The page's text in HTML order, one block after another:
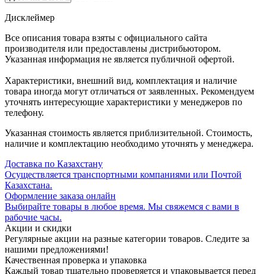
Дисклеймер
Все описания товара взяты с официального сайта
производителя или предоставлены дистрибьютором.
Указанная информация не является публичной офертой.
Характеристики, внешний вид, комплектация и наличие
товара иногда могут отличаться от заявленных. Рекомендуем
уточнять интересующие характеристики у менеджеров по
телефону.
Указанная стоимость является приблизительной. Стоимость,
наличие и комплектацию необходимо уточнять у менеджера.
Доставка по Казахстану
Осуществляется транспортными компаниями или Почтой
Казахстана.
Оформление заказа онлайн
Выбирайте товары в любое время. Мы свяжемся с вами в
рабочие часы.
Акции и скидки
Регулярные акции на разные категории товаров. Следите за
нашими предложениями!
Качественная проверка и упаковка
Каждый товар тщательно проверяется и упаковывается перед